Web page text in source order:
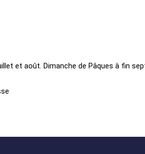
et août. Dimanche de Pâques à fin